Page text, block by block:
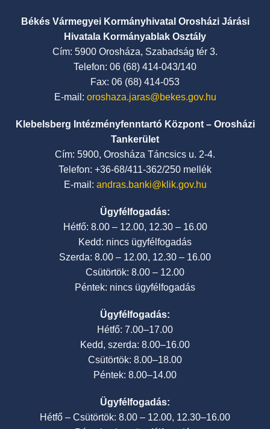
Békés Vármegyei Kormányhivatal Orosházi Járási
Hivatala Kormányablak Osztály
Cím: 5900 Orosháza, Szabadság tér 3.
Telefon: 06 (68) 414-043/140
Fax: 06 (68) 414-053
E-mail: oroshaza.jaras@bekes.gov.hu
Klebelsberg Intézményfenntartó Központ – Orosházi
Tankerület
Cím: 5900, Orosháza Táncsics u. 2-4.
Telefon: +36-68/411-362/250 mellék
E-mail: andras.banki@klik.gov.hu
Ügyfélfogadás:
Hétfő: 8.00 – 12.00, 12.30 – 16.00
Kedd: nincs ügyfélfogadás
Szerda: 8.00 – 12.00, 12.30 – 16.00
Csütörtök: 8.00 – 12.00
Péntek: nincs ügyfélfogadás
Ügyfélfogadás:
Hétfő: 7.00–17.00
Kedd, szerda: 8.00–16.00
Csütörtök: 8.00–18.00
Péntek: 8.00–14.00
Ügyfélfogadás:
Hétfő – Csütörtök: 8.00 – 12.00, 12.30–16.00